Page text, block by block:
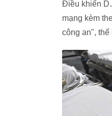
Điều khiến
mạng kèm
công an",